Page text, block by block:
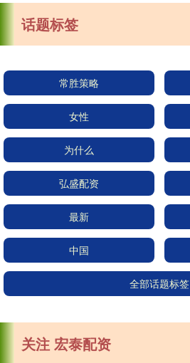
话题标签
常胜策略
女性
为什么
弘盛配资
最新
中国
全部话题标签
关注 宏泰配资